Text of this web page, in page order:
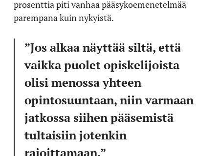
prosenttia piti vanhaa pääsykoemenetelmää
parempana kuin nykyistä.
”Jos alkaa näyttää siltä, että
vaikka puolet opiskelijoista
olisi menossa yhteen
opintosuuntaan, niin varmaan
jatkossa siihen pääsemistä
tultaisiin jotenkin
rajoittamaan.”